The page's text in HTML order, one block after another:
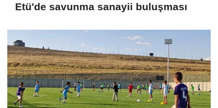
Etü'de savunma sanayii buluşması